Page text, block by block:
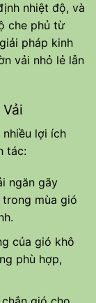
nhiệt độ, và
che phủ từ
pháp kinh
vải nhỏ lẻ lẫn
lợi ích
tác:
ngăn gãy
mùa gió
của gió khô
phù hợp,